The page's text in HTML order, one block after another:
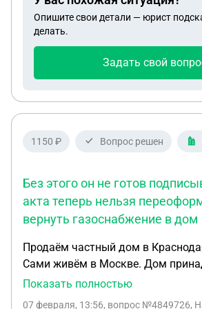
Какие у меня вообще есть шансы,
сделать, так как хочу
есть по праву? Большое спасибо. И также:
возможно ли потом заменить
свидетельство о рождении, чтобы
Опишите свои детали — юрист
делать.
Задать свой
1150 ₽ Вопрос решен
Без этого он не готов
акта теперь нельзя
вернуть газоснабжение в дом
Продаём частный дом в
Сами живём в Москве. Дом
матери (основание - договор
Показать полностью
07 февраля, 13:56, вопрос №4849726,